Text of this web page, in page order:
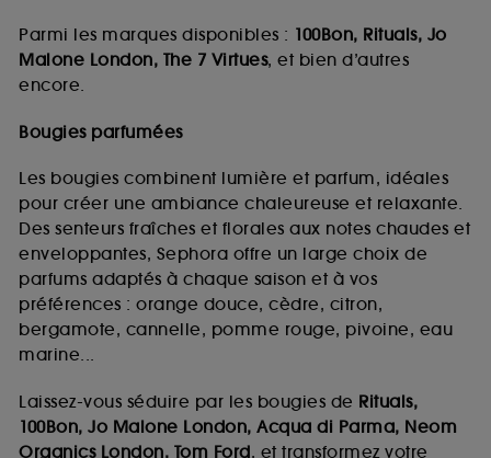
Parmi les marques disponibles : 100Bon, Rituals, Jo
Malone London, The 7 Virtues, et bien d’autres
encore.
Bougies parfumées
Les bougies combinent lumière et parfum, idéales
pour créer une ambiance chaleureuse et relaxante.
Des senteurs fraîches et florales aux notes chaudes et
enveloppantes, Sephora offre un large choix de
parfums adaptés à chaque saison et à vos
préférences : orange douce, cèdre, citron,
bergamote, cannelle, pomme rouge, pivoine, eau
marine...
Laissez-vous séduire par les bougies de Rituals,
100Bon, Jo Malone London, Acqua di Parma, Neom
Organics London, Tom Ford, et transformez votre